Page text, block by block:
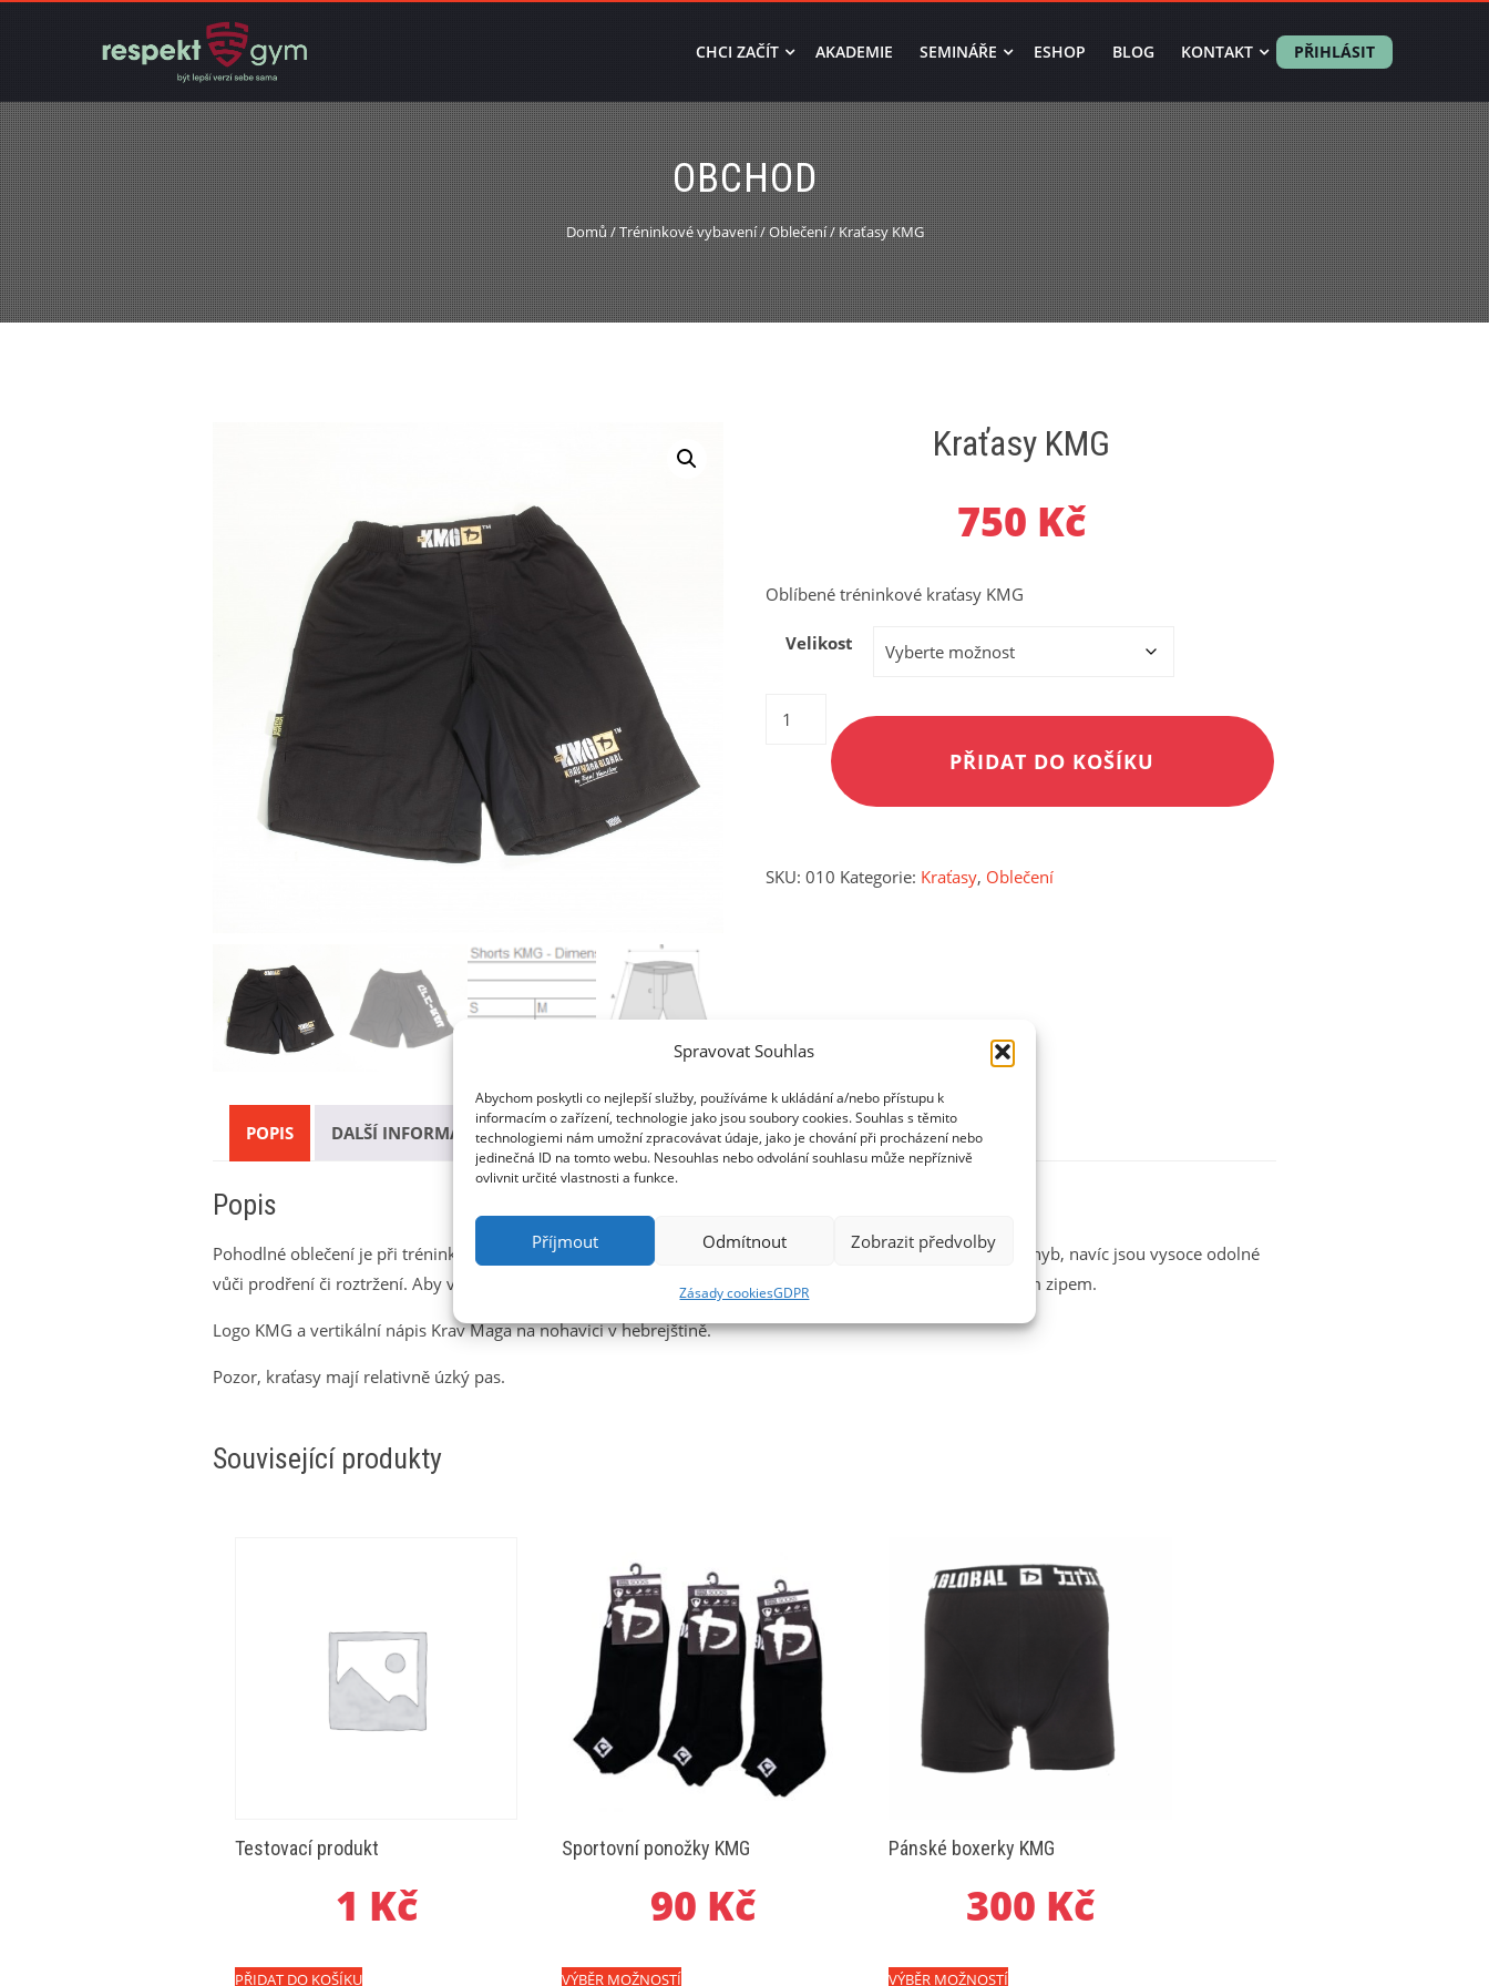
Spravovat Souhlas
Abychom poskytli co nejlepší služby, používáme k ukládání a/nebo přístupu k
informacím o zařízení, technologie jako jsou soubory cookies. Souhlas s těmito
technologiemi nám umožní zpracovávat údaje, jako je chování při procházení nebo
jedinečná ID na tomto webu. Nesouhlas nebo odvolání souhlasu může nepříznivě
ovlivnit určité vlastnosti a funkce.
Příjmout Odmítnout Zobrazit předvolby
Zásady cookiesGDPR
CHCI ZAČÍT AKADEMIE SEMINÁŘE ESHOP BLOG KONTAKT PŘIHLÁSIT
OBCHOD
Domů/Tréninkové vybavení/Oblečení/ Kraťasy KMG
Kraťasy KMG
750 Kč
Oblíbené tréninkové kraťasy KMG
Velikost
množství
PŘIDAT DO KOŠÍKU
SKU:010 Kategorie: Kraťasy, Oblečení
POPIS DALŠÍ INFORMACE HODNOCENÍ (0) ČASTO KLADENÉ OTÁZKY
Popis
Pohodlné oblečení je při tréninku základem. Tyto unisex kraťasy stylu MMA vám vždy umožní svobodný pohyb, navíc jsou vysoce odolné
vůči prodření či roztržení. Aby vám kraťasy perfektně sedly, je možné obvod pasu upravit šňůrkou či suchým zipem.
Logo KMG a vertikální nápis Krav Maga na nohavici v hebrejštině.
Pozor, kraťasy mají relativně úzký pas.
Související produkty
Testovací produkt
1 Kč
PŘIDAT DO KOŠÍKU
Sportovní ponožky KMG
90 Kč
VÝBĚR MOŽNOSTÍTento
Pánské boxerky KMG
300 Kč
VÝBĚR MOŽNOSTÍTento